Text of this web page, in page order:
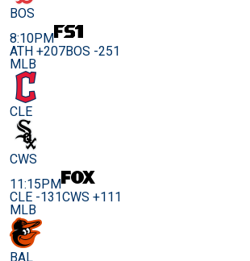
BOS
8:10PM
ATH +207BOS -251
MLB
CLE
CWS
11:15PM
CLE -131CWS +111
MLB
BAL